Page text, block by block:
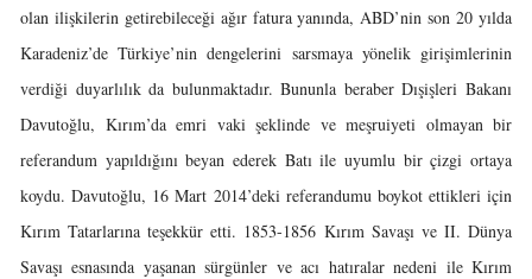
olan ilişkilerin getirebileceği ağır fatura yanında, ABD’nin son 20 yılda
Karadeniz’de Türkiye’nin dengelerini sarsmaya yönelik girişimlerinin
verdiği duyarlılık da bulunmaktadır. Bununla beraber Dışişleri Bakanı
Davutoğlu, Kırım’da emri vaki şeklinde ve meşruiyeti olmayan bir
referandum yapıldığını beyan ederek Batı ile uyumlu bir çizgi ortaya
koydu. Davutoğlu, 16 Mart 2014’deki referandumu boykot ettikleri için
Kırım Tatarlarına teşekkür etti. 1853-1856 Kırım Savaşı ve II. Dünya
Savaşı esnasında yaşanan sürgünler ve acı hatıralar nedeni ile Kırım